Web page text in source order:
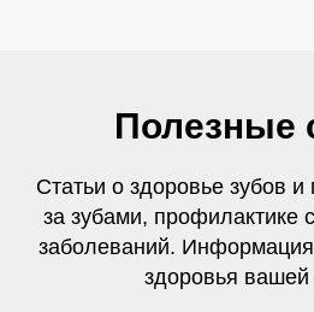
Полезные
Статьи о здоровье зубов и
за зубами, профилактике
заболеваний.
здоровья